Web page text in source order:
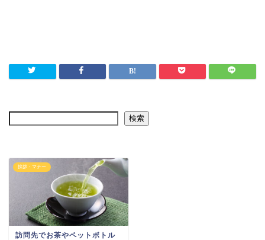
検索
挨拶・マナー
訪問先でお茶やペットボトル